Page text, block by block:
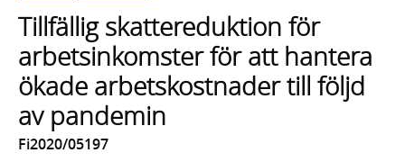
med
sökförslag
Tillfällig skattereduktion för
arbetsinkomster för att hantera
ökade arbetskostnader till följd
av pandemin
Fi2020/05197